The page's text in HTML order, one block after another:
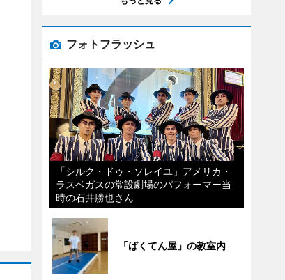
フォトフラッシュ
「シルク・ドゥ・ソレイユ」アメリカ・
ラスベガスの常設劇場のパフォーマー当
時の石井勝也さん
「ばくてん屋」の教室内